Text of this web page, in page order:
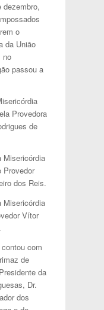
dezembro,
o
da União
no
passou a
Provedora
de
Misericórdia
Provedor
dos Reis.
Misericórdia
Vítor
com
de
da
Dr.
dos